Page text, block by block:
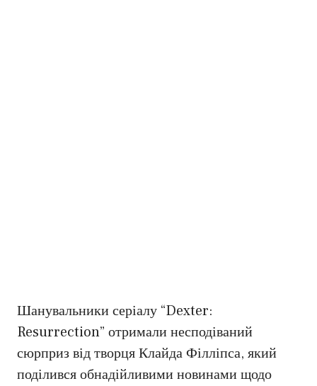
Шанувальники серіалу “Dexter:
Resurrection” отримали несподіваний
сюрприз від творця Клайда Філліпса, який
поділився обнадійливими новинами щодо